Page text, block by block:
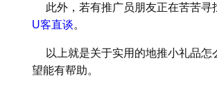
此外，若有推广员朋友正在苦苦寻
U客直谈。
以上就是关于实用的地推小礼品怎
望能有帮助。